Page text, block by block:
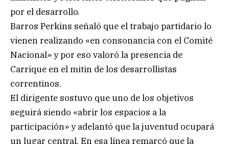
por el desarrollo.
Barros Perkins señaló que el trabajo partidario lo
vienen realizando «en consonancia con el Comité
Nacional» y por eso valoró la presencia de
Carrique en el mitin de los desarrollistas
correntinos.
El dirigente sostuvo que uno de los objetivos
seguirá siendo «abrir los espacios a la
participación» y adelantó que la juventud ocupará
un lugar central. En esa línea remarcó que la